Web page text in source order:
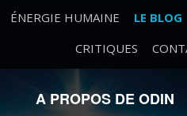
ÉNERGIE HUMAINE LE BLOG
CRITIQUES
A PROPOS DE ODIN